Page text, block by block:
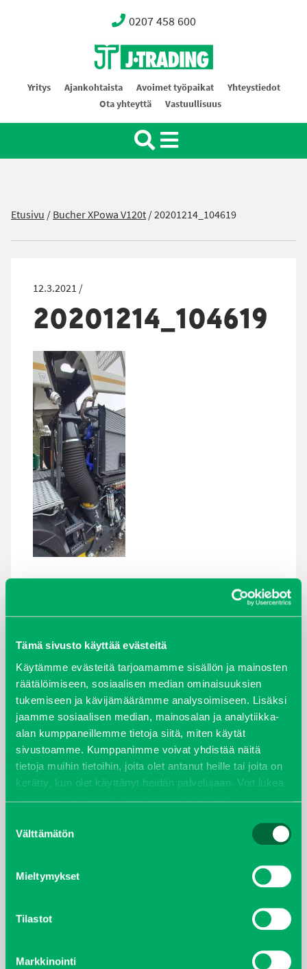
Tämä sivusto käyttää evästeitä
Käytämme evästeitä tarjoamamme sisällön ja mainosten
räätälöimiseen, sosiaalisen median ominaisuuksien
tukemiseen ja kävijämäärämme analysoimiseen. Lisäksi
jaamme sosiaalisen median, mainosalan ja analytiikka-
alan kumppaneillemme tietoja siitä, miten käytät
sivustoamme. Kumppanimme voivat yhdistää näitä
tietoja muihin tietoihin, joita olet antanut heille tai joita on
kerätty, kun olet käyttänyt heidän palvelujaan. Voit lukea
lisää evästeistä sekä muuttaa hyväksyntääsievästeet
valinta
Välttämätön
Mieltymykset
Tilastot
Markkinointi
0207 458 600
Oy J-Trading Ab
Yritys Ajankohtaista Avoimet työpaikat
Yhteystiedot
Ota yhteyttä
Vastuullisuus
Etusivu /Bucher XPowa V120t/20201214_104619
12.3.2021 /
20201214_104619
elokuu 2024
syyskuu 2023
joulukuu 2022
huhtikuu 2022
helmikuu 2022
joulukuu 2021
lokakuu 2021